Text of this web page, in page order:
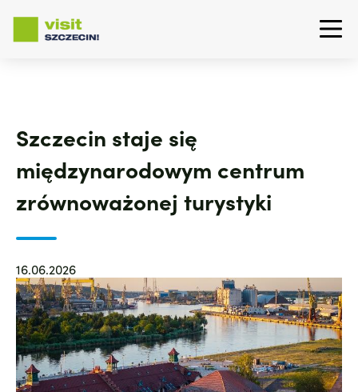
Szczecin staje się
międzynarodowym centrum
zrównoważonej turystyki
16.06.2026